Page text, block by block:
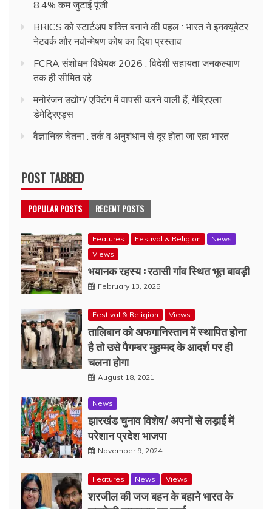
8.4% कम जुटाई पूंजी
BRICS को स्टार्टअप शक्ति बनाने की पहल : भारत ने इनक्यूबेटर
नेटवर्क और नवोन्मेषण कोष का दिया प्रस्ताव
FCRA संशोधन विधेयक 2026 : विदेशी सहायता जनकल्याण
तक ही सीमित रहे
मनोरंजन उद्योग/ एक्टिंग में वापसी करने वाली हैं, गैब्रिएला
डेमेट्रिएड्स
वैज्ञानिक चेतना : तर्क व अनुशंधान से दूर होता जा रहा भारत
POST TABBED
POPULAR POSTS RECENT POSTS
Features Festival & Religion
News
Views
भयानक रहस्य : रठासी गांव स्थित भूत बावड़ी
February 13, 2025
Festival & Religion Views
तालिबान को अफगानिस्तान में स्थापित होना
है तो उसे पैगम्बर मुहम्मद के आदर्श पर ही
चलना होगा
August 18, 2021
News
झारखंड चुनाव विशेष/ अपनों से लड़ाई में
परेशान प्रदेश भाजपा
November 9, 2024
Features News Views
शरजील की जज बहन के बहाने भारत के